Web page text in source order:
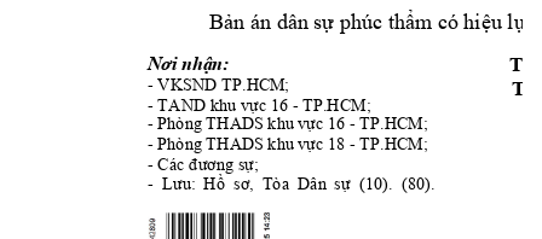
Bản án dân sự phúc thẩm có hiệu lự
Nơi nhận:
- VKSND TP.HCM;
- TAND khu vực 16 - TP.HCM;
- Phòng THADS khu vực 16 - TP.HCM;
- Phòng THADS khu vực 18 - TP.HCM;
- Các đương sự;
- Lưu: Hồ sơ,  Tòa Dân sự
  (10
).  (80).
TH